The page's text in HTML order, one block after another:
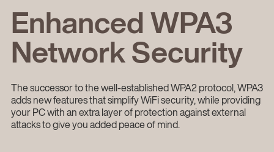
Enhanced WPA3
Network Security
The successor to the well-established WPA2 protocol, WPA3
adds new features that simplify WiFi security, while providing
your PC with an extra layer of protection against external
attacks to give you added peace of mind.